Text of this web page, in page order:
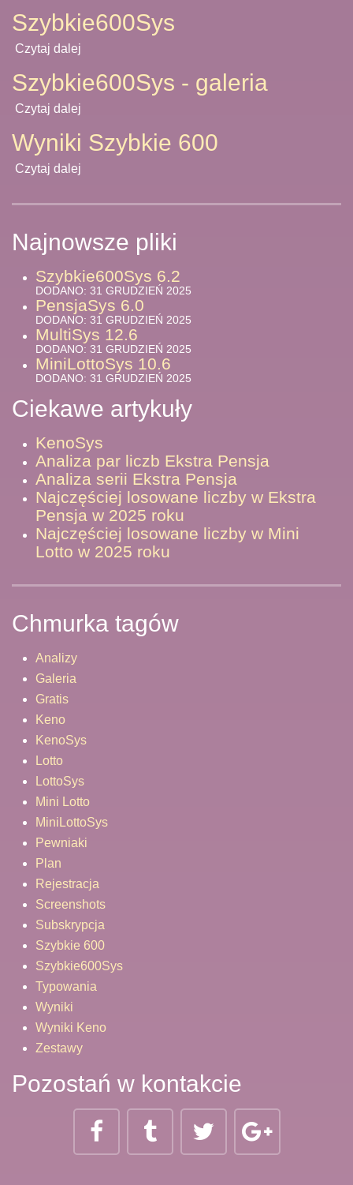
Szybkie600Sys
Czytaj dalej
Szybkie600Sys - galeria
Czytaj dalej
Wyniki Szybkie 600
Czytaj dalej
Najnowsze pliki
Szybkie600Sys 6.2
DODANO: 31 GRUDZIEŃ 2025
PensjaSys 6.0
DODANO: 31 GRUDZIEŃ 2025
MultiSys 12.6
DODANO: 31 GRUDZIEŃ 2025
MiniLottoSys 10.6
DODANO: 31 GRUDZIEŃ 2025
Ciekawe artykuły
KenoSys
Analiza par liczb Ekstra Pensja
Analiza serii Ekstra Pensja
Najczęściej losowane liczby w Ekstra
Pensja w 2025 roku
Najczęściej losowane liczby w Mini
Lotto w 2025 roku
Chmurka tagów
Analizy
Galeria
Gratis
Keno
KenoSys
Lotto
LottoSys
Mini Lotto
MiniLottoSys
Pewniaki
Plan
Rejestracja
Screenshots
Subskrypcja
Szybkie 600
Szybkie600Sys
Typowania
Wyniki
Wyniki Keno
Zestawy
Pozostań w kontakcie